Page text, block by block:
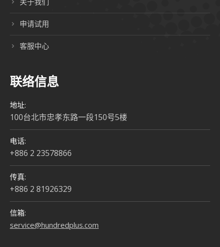
申请试用
客服中心
联络信息
地址:
100台北市忠孝东路一段150号5楼
电话:
+886 2 23578866
传真:
+886 2 81926329
信箱:
service@hundredplus.com